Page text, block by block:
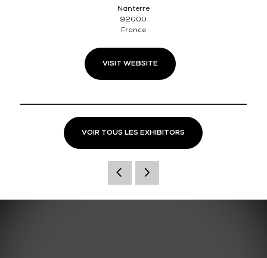
Nanterre
92000
France
VISIT WEBSITE
VOIR TOUS LES EXHIBITORS